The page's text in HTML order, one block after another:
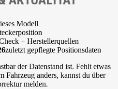
Modell
+ Herstellerquellen
zuletzt gepflegte Positionsdaten
der Datenstand ist. Fehlt etwas
Fahrzeug anders, kannst du über
melden.